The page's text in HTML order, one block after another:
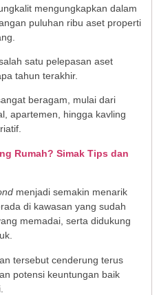
mengungkapkan dalam
puluhan ribu aset properti
satu pelepasan aset
tahun terakhir.
beragam, mulai dari
apartemen, hingga kavling
Rumah? Simak Tips dan
menjadi semakin menarik
di kawasan yang sudah
memadai, serta didukung
tersebut cenderung terus
potensi keuntungan baik